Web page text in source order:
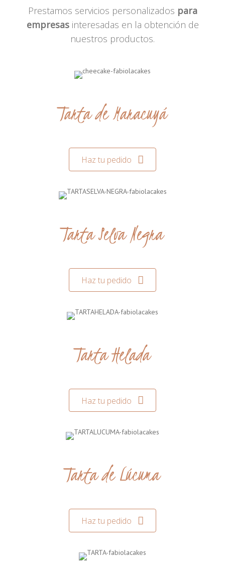
Prestamos servicios personalizados para
empresasinteresadas en la obtención de
nuestros productos.
Tarta de Maracuyá
Haz tu pedido
Tarta Selva Negra
Haz tu pedido
Tarta Helada
Haz tu pedido
Tarta de Lúcuma
Haz tu pedido